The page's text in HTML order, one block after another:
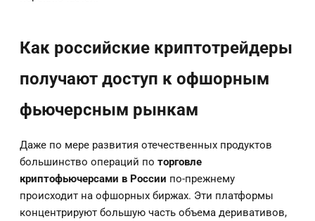
Как российские криптотрейдеры
получают доступ к офшорным
фьючерсным рынкам
Даже по мере развития отечественных продуктов
большинство операций по торговле
криптофьючерсами в России по-прежнему
происходит на офшорных биржах. Эти платформы
концентрируют большую часть объема деривативов,